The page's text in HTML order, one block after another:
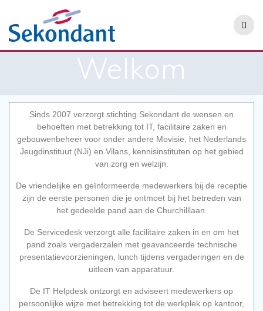
Welkom
Sinds 2007 verzorgt stichting Sekondant de wensen en
behoeften met betrekking tot IT, facilitaire zaken en
gebouwenbeheer voor onder andere Movisie, het Nederlands
Jeugdinstituut (NJi) en Vilans, kennisinstituten op het gebied
van zorg en welzijn.
De vriendelijke en geïnformeerde medewerkers bij de receptie
zijn de eerste personen die je ontmoet bij het betreden van
het gedeelde pand aan de Churchilllaan.
De Servicedesk verzorgt alle facilitaire zaken in en om het
pand zoals vergaderzalen met geavanceerde technische
presentatievoorzieningen, lunch tijdens vergaderingen en de
uitleen van apparatuur.
De IT Helpdesk ontzorgt en adviseert medewerkers op
persoonlijke wijze met betrekking tot de werkplek op kantoor,